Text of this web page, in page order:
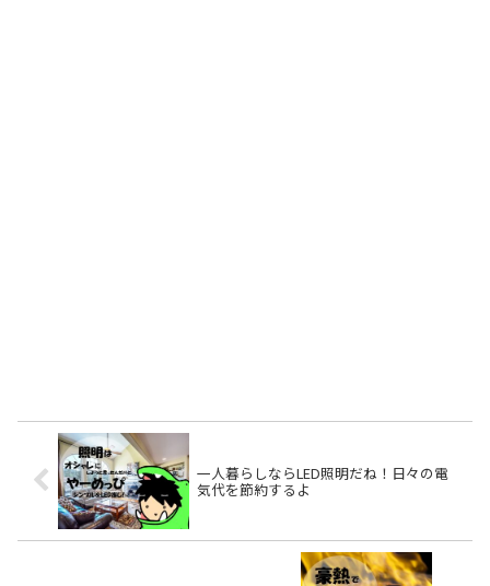
一人暮らしならLED照明だね！日々の電
気代を節約するよ